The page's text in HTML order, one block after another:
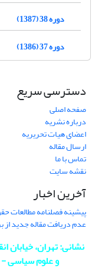
دوره 38 (1387)
دوره 37 (1386)
دسترسی سریع
صفحه اصلی
درباره نشریه
اعضای هیات تحریریه
ارسال مقاله
تماس با ما
نقشه سایت
آخرین اخبار
پیشینه فصلنامه
عدم دریافت مقاله جدید
نشانی: تهران، خیابان
و علوم سیاسی - طبقه 4 - دفتر